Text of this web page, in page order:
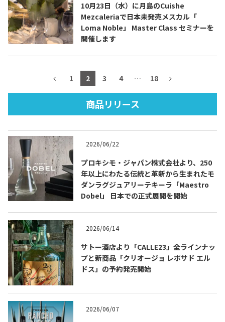
テキーラとは
テキーラマーケット
メキシコ料理
メキシコの記念日 トピックス
イベント一覧
テキーラ・メスカルが 飲めるバー
＆レストラン
お問合せ
10月23日（水）に月島のCuishe
Mezcaleriaで日本未発売メスカル「
Loma Noble」 Master Class セミナーを
開催します
1 2 3 4 … 18
商品リリース
2026/06/22
プロキシモ・ジャパン株式会社より、250
年以上にわたる伝統と革新から生まれたモ
ダンラグジュアリーテキーラ「Maestro
Dobel」 日本での正式展開を開始
2026/06/14
サトー酒店より「CALLE23」全ラインナッ
プと新商品「クリオージョ レポサド エル
ドス」の予約発売開始
2026/06/07